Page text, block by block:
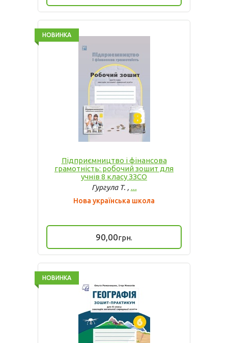
Підприємництво і фінансова
грамотність: робочий зошит для
учнів 8 класу ЗЗСО
Гургула Т. , ...
Нова українська школа
90,00грн.
НОВИНКА
НОВИНКА